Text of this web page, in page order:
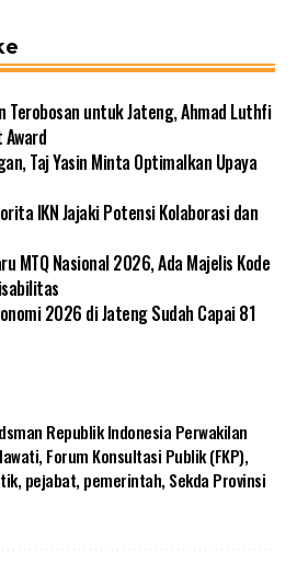
Terobosan untuk Jateng, Ahmad Luthfi
Taj Yasin Minta Optimalkan Upaya
IKN Jajaki Potensi Kolaborasi dan
MTQ Nasional 2026, Ada Majelis Kode
2026 di Jateng Sudah Capai 81
Republik Indonesia Perwakilan
, Forum Konsultasi Publik (FKP),
, pejabat, pemerintah, Sekda Provinsi